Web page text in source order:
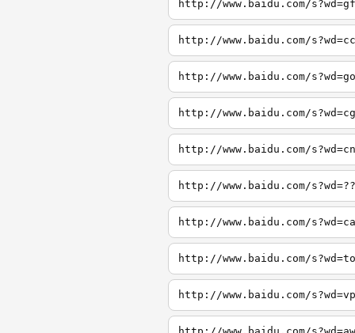
http://www.baidu.com/
http://www.baidu.com/
http://www.baidu.com/
http://www.baidu.com/
http://www.baidu.com/
http://www.baidu.com/
http://www.baidu.com/
http://www.baidu.com/
http://www.baidu.com/